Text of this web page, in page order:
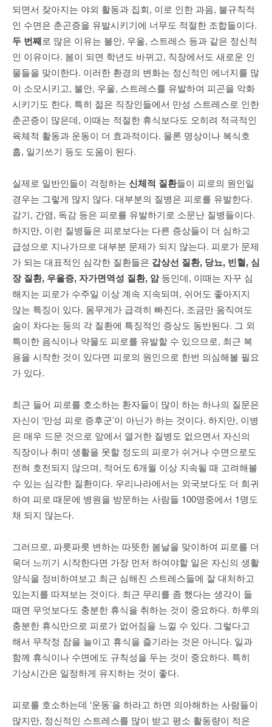
되면서 잦아지는 야외 활동과 집회, 이로 인한 과음, 불규칙적
인 수면은 춘곤증을 유발시키기에 너무도 적절한 조합들이다.
두 번째로 많은 이유는 불안, 우울, 스트레스 등과 같은 정신적
인 이유이다. 봄이 되면 학년도 바뀌고, 직장에서도 새로운 인
물들을 맞이한다. 이러한 환경의 변화는 정신적인 에너지를 많
이 소모시키고, 불안, 우울, 스트레스를 유발하여 피곤을 악화
시키기도 한다. 특히 젊은 직장인들에서 만성 스트레스로 인한
춘곤증이 많은데, 이때는 적절한 휴식보다도 오히려 적극적인
육체적 활동과 운동이 더 효과적이다. 물론 명상이나 복식호
흡, 일기쓰기 등도 도움이 된다.
실제로 일반인들이 걱정하는 신체적 질환들이 피로의 원인일
경우는 그렇게 많지 않다. 대부분의 질병은 피로를 유발한다.
감기, 간염, 독감 등은 피로를 유발하기로 소문난 질병들이다.
하지만, 이런 질병들은 피로보다는 다른 증상들이 더 심하고
급성으로 지나가므로 대부분 문제가 되지 않는다. 피로가 문제
가 되는 대표적인 심각한 질환들은 갑상선 질환, 당뇨, 빈혈, 심
장 질환, 우울증,자가면역성 질환, 암등인데, 이때는 자꾸 심
해지는 피로가 수주일 이상 계속 지속되며, 쉬어도 좋아지지
않는 특징이 있다. 몸무게가 급격히 빠진다, 조금만 움직여도
숨이 차다는 등의 각 질환에 특징적인 증상도 동반된다. 그 외
특이한 음식이나 약물도 피로를 유발할 수 있으므로, 최근 복
용을 시작한 것이 있다면 피로의 원인으로 한번 의심해볼 필요
가 있다.
최근 들어 피로를 호소하는 환자들이 많이 하는 하나의 질문은
자신이 ‘만성 피로 증후군’이 아닌가 하는 것이다. 하지만, 이병
은 매우 드문 것으로 앞에서 열거한 질병도 없으면서 자신의
직장이나 취미 생활을 못할 정도의 피로가 쉬거나 수면으로도
전혀 호전되지 않으며, 적어도 6개월 이상 지속될 때 고려해볼
수 있는 심각한 질환이다. 우리나라에서는 외국보다도 더 희귀
하여 피로 때문에 병원을 방문하는 사람들 100명중에서 1명도
채 되지 않는다.
그러므로, 파릇파릇 변하는 따뜻한 봄날을 맞이하여 피로를 더
욱더 느끼기 시작한다면 가장 먼저 하여야할 일은 자신의 생활
양식을 정비하여보고 최근 심해진 스트레스들에 잘 대처하고
있는지를 따져보는 것이다. 최근 무리를 좀 했다는 생각이 들
때면 무엇보다도 충분한 휴식을 취하는 것이 중요하다. 하루의
충분한 휴식만으로 피로가 없어짐을 느낄 수 있다. 그렇다고
해서 무작정 잠을 늘이고 휴식을 즐기라는 것은 아니다. 일과
함께 휴식이나 수면에도 규칙성을 두는 것이 중요하다. 특히
기상시간은 일정하게 유지하는 것이 좋다.
피로를 호소하는데 ‘운동’을 하라고 하면 의아해하는 사람들이
많지만, 정신적인 스트레스를 많이 받고 평소 활동량이 적은